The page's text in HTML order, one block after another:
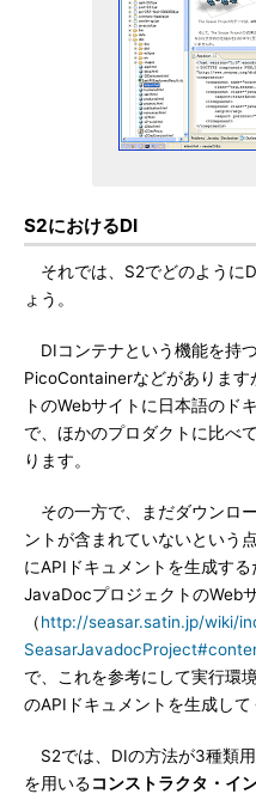
S2におけるDI
それでは、S2でどのように
ょう。
DIコンテナという機能を持
PicoContainerなどがありま
トのWebサイトに日本語のド
で、ほかのプロダクトに比べ
ります。
その一方で、まだダウンロ
ントが含まれていないという
にAPIドキュメントを生成す
JavaDocプロジェクトのWeb
（http://seasar.satin.jp/wiki/
で、これを参考にして実行環
のAPIドキュメントを生成して
S2では、DIの方法が3種類
を用いるコンストラクタ・イ